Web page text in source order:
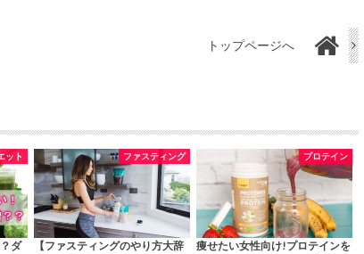
トップページへ
ット
ダ
ファスティング
【ファスティングのやり方大辞
プロテイン
痩せたい女性向け!プロテインを